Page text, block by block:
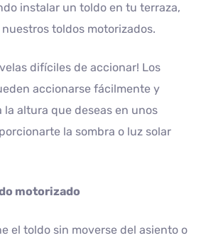
instalar un toldo en tu terraza,
toldos motorizados.
difíciles de accionar! Los
accionarse fácilmente y
la altura que deseas en unos
la sombra o luz solar
motorizado
el toldo sin moverse del asiento o